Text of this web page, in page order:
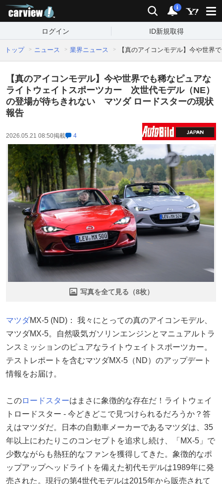
検索 通知
i
ログイン ID新規取得
トップ ニュース 業界ニュース 【真のアイコンモデル】今や世
【真のアイコンモデル】今や世界でも稀なピュアな
ライトウェイトスポーツカー 次世代モデル（NE）
の登場が待ちきれない マツダ ロードスターの現状
報告
2026.05.21 08:50掲載 4
写真を全て見る（8枚）
マツダMX-5 (ND)： 我々にとっての真のアイコンモデル、
マツダMX-5。自然吸気ガソリンエンジンとマニュアルトラ
ンスミッションのピュアなライトウェイトスポーツカー。
テストレポートを含むマツダMX-5（ND）のアップデート
情報をお届け。
このロードスターはまさに象徴的な存在だ！ライトウェイ
トロードスター - 今どきどこで見つけられるだろうか？答
えはマツダだ。日本の自動車メーカーであるマツダは、35
年以上にわたりこのコンセプトを追求し続け、「MX-5」で
少数ながらも熱狂的なファンを獲得してきた。象徴的なポ
ップアップヘッドライトを備えた初代モデルは1989年に発
売された。現行の第4世代モデルは2015年から販売されて